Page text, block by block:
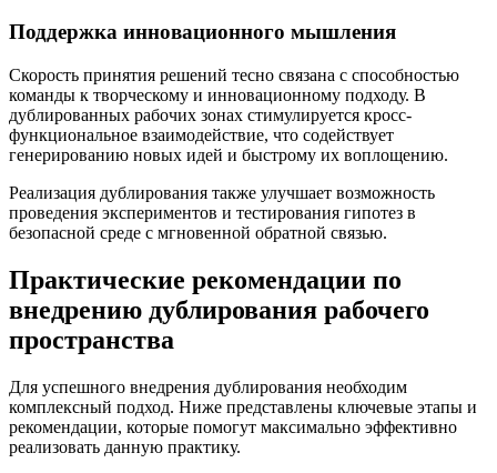
Поддержка инновационного мышления
Скорость принятия решений тесно связана с способностью
команды к творческому и инновационному подходу. В
дублированных рабочих зонах стимулируется кросс-
функциональное взаимодействие, что содействует
генерированию новых идей и быстрому их воплощению.
Реализация дублирования также улучшает возможность
проведения экспериментов и тестирования гипотез в
безопасной среде с мгновенной обратной связью.
Практические рекомендации по
внедрению дублирования рабочего
пространства
Для успешного внедрения дублирования необходим
комплексный подход. Ниже представлены ключевые этапы и
рекомендации, которые помогут максимально эффективно
реализовать данную практику.